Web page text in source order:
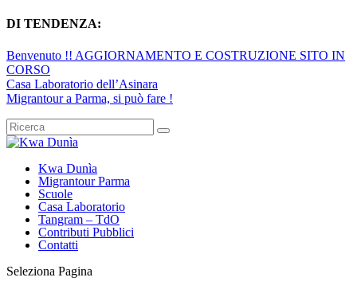
DI TENDENZA:
Benvenuto !! AGGIORNAMENTO E COSTRUZIONE SITO IN
CORSO
Casa Laboratorio dell’Asinara
Migrantour a Parma, si può fare !
Kwa Dunìa
Migrantour Parma
Scuole
Casa Laboratorio
Tangram – TdO
Contributi Pubblici
Contatti
Seleziona Pagina